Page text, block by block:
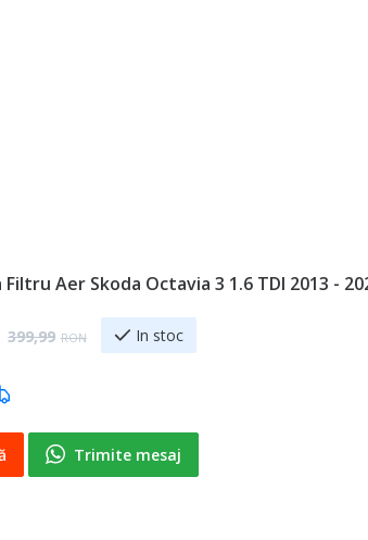
Filtru Aer Skoda Octavia 3 1.6 TDI 2013 -
Regular Price
399,99 RON In stoc
Trimite mesaj